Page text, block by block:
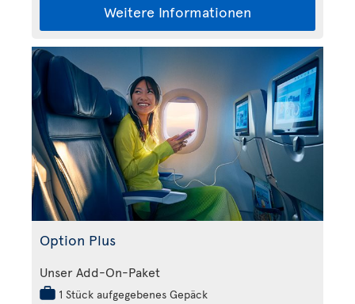
Weitere Informationen
Option Plus
Unser Add-On-Paket
1 Stück aufgegebenes Gepäck